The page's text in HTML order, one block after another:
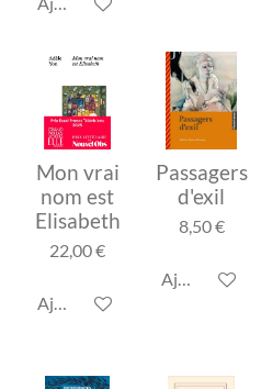
Mon vrai
nom est
Elisabeth
22,00 €
Ajouter au panier
Passagers
d'exil
8,50 €
Ajouter au